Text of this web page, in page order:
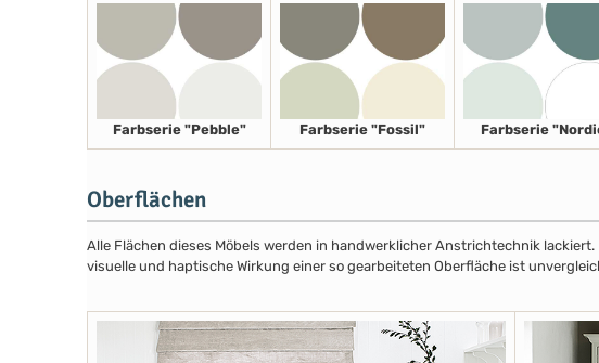
Farbserie "Pebble" Farbserie "Fossil" Farbserie
Oberflächen
Alle Flächen dieses Möbels werden in handwerklicher Anstrichtechnik
visuelle und haptische Wirkung einer so gearbeiteten Oberfläche ist